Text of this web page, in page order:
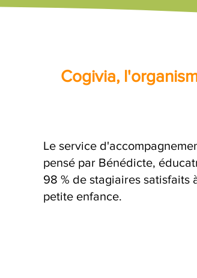
Cogivia,
Le service
pensé par Bénédicte,
98 % de stagiaires satisfaits
petite enfance.